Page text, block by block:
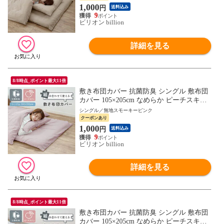
1,000円 送料込み
9
ビリオン billion
詳細を見る
8/8時点_ポイント最大11倍
敷き布団カバー 抗菌防臭 シングル 敷布団
カバー 105×205cm なめらか ピーチスキン
敷きカバー しき布団カバー【無地スモーキ
ーピンク】組み合わせて使えるカバー
シングル／無地スモーキーピンク
クーポンあり
1,000円 送料込み
9
ビリオン billion
詳細を見る
8/8時点_ポイント最大11倍
敷き布団カバー 抗菌防臭 シングル 敷布団
カバー 105×205cm なめらか ピーチスキン